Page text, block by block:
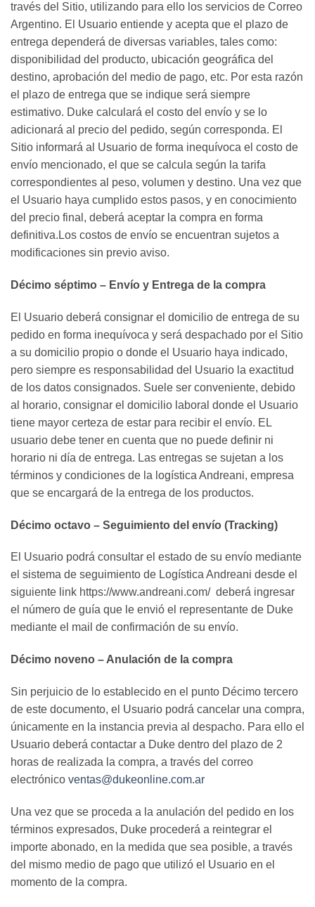
través del Sitio, utilizando para ello los servicios de Correo
Argentino. El Usuario entiende y acepta que el plazo de
entrega dependerá de diversas variables, tales como:
disponibilidad del producto, ubicación geográfica del
destino, aprobación del medio de pago, etc. Por esta razón
el plazo de entrega que se indique será siempre
estimativo. Duke calculará el costo del envío y se lo
adicionará al precio del pedido, según corresponda. El
Sitio informará al Usuario de forma inequívoca el costo de
envío mencionado, el que se calcula según la tarifa
correspondientes al peso, volumen y destino. Una vez que
el Usuario haya cumplido estos pasos, y en conocimiento
del precio final, deberá aceptar la compra en forma
definitiva.Los costos de envío se encuentran sujetos a
modificaciones sin previo aviso.
Décimo séptimo – Envío y Entrega de la compra
El Usuario deberá consignar el domicilio de entrega de su
pedido en forma inequívoca y será despachado por el Sitio
a su domicilio propio o donde el Usuario haya indicado,
pero siempre es responsabilidad del Usuario la exactitud
de los datos consignados. Suele ser conveniente, debido
al horario, consignar el domicilio laboral donde el Usuario
tiene mayor certeza de estar para recibir el envío. EL
usuario debe tener en cuenta que no puede definir ni
horario ni día de entrega. Las entregas se sujetan a los
términos y condiciones de la logística Andreani, empresa
que se encargará de la entrega de los productos.
Décimo octavo – Seguimiento del envío (Tracking)
El Usuario podrá consultar el estado de su envío mediante
el sistema de seguimiento de Logística Andreani desde el
siguiente link https://www.andreani.com/ deberá ingresar
el número de guía que le envió el representante de Duke
mediante el mail de confirmación de su envío.
Décimo noveno – Anulación de la compra
Sin perjuicio de lo establecido en el punto Décimo tercero
de este documento, el Usuario podrá cancelar una compra,
únicamente en la instancia previa al despacho. Para ello el
Usuario deberá contactar a Duke dentro del plazo de 2
horas de realizada la compra, a través del correo
electrónico ventas@dukeonline.com.ar
Una vez que se proceda a la anulación del pedido en los
términos expresados, Duke procederá a reintegrar el
importe abonado, en la medida que sea posible, a través
del mismo medio de pago que utilizó el Usuario en el
momento de la compra.